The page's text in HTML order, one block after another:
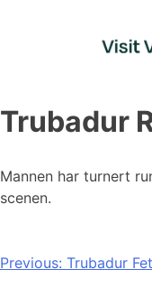
Trubadur
Mannen har turnert
scenen.
Previous: Trubadur